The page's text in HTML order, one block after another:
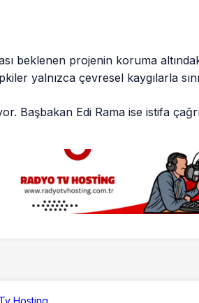
beklenen projenin koruma
yalnızca çevresel kaygılarla
Başbakan Edi Rama ise istifa